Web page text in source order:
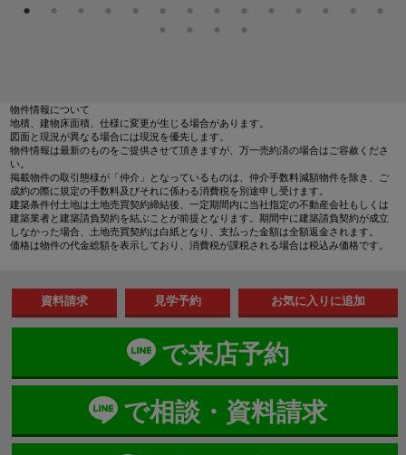
物件情報について
地積、建物床面積、仕様に変更が生じる場合があります。
図面と現況が異なる場合には現況を優先します。
物件情報は最新のものをご提供させて頂きますが、万一売約済の場合はご容赦くださ
い。
掲載物件の取引態様が「仲介」となっているものは、仲介手数料減額物件を除き、ご
成約の際に規定の手数料及びそれに係わる消費税を別途申し受けます。
建築条件付土地は土地売買契約締結後、一定期間内に当社指定の不動産会社もしくは
建築業者と建築請負契約を結ぶことが前提となります。期間中に建築請負契約が成立
しなかった場合、土地売買契約は白紙となり、支払った金額は全額返金されます。
価格は物件の代金総額を表示しており、消費税が課税される場合は税込み価格です。
資料請求 見学予約
で来店予約
で相談・資料請求